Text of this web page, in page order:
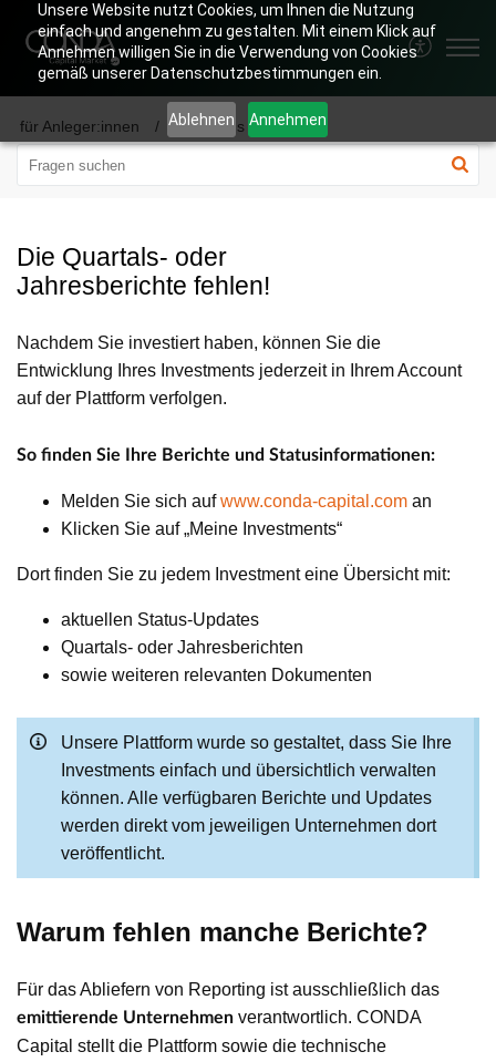
Unsere Website nutzt Cookies, um Ihnen die Nutzung
einfach und angenehm zu gestalten. Mit einem Klick auf
Annehmen willigen Sie in die Verwendung von Cookies
gemäß unserer Datenschutzbestimmungen ein.
Ablehnen Annehmen
für Anleger:innen Reportings
Die Quartals- oder
Jahresberichte fehlen!
Nachdem Sie investiert haben, können Sie die
Entwicklung Ihres Investments jederzeit in Ihrem Account
auf der Plattform verfolgen.
So finden Sie Ihre Berichte und Statusinformationen:
Melden Sie sich aufwww.conda-capital.com an
Klicken Sie auf „Meine Investments“
Dort finden Sie zu jedem Investment eine Übersicht mit:
aktuellen Status-Updates
Quartals- oder Jahresberichten
sowie weiteren relevanten Dokumenten
Unsere Plattform wurde so gestaltet, dass Sie Ihre
Investments einfach und übersichtlich verwalten
können. Alle verfügbaren Berichte und Updates
werden direkt vom jeweiligen Unternehmen dort
veröffentlicht.
Warum fehlen manche Berichte?
Für das Abliefern von Reporting ist ausschließlich das
emittierende Unternehmen verantwortlich. CONDA
Capital stellt die Plattform sowie die technische